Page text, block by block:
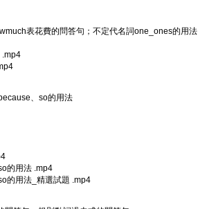
表花費的問答句；不定代名詞one_ones的用法
.mp4
、so的用法
的用法 .mp4
的用法_精選試題 .mp4